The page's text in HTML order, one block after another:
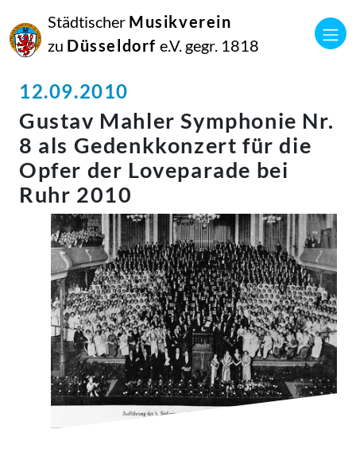
Städtischer Musikverein
zu Düsseldorf e.V. gegr. 1818
12.09.2010
Gustav Mahler Symphonie Nr.
8 als Gedenkkonzert für die
Opfer der Loveparade bei
Ruhr 2010